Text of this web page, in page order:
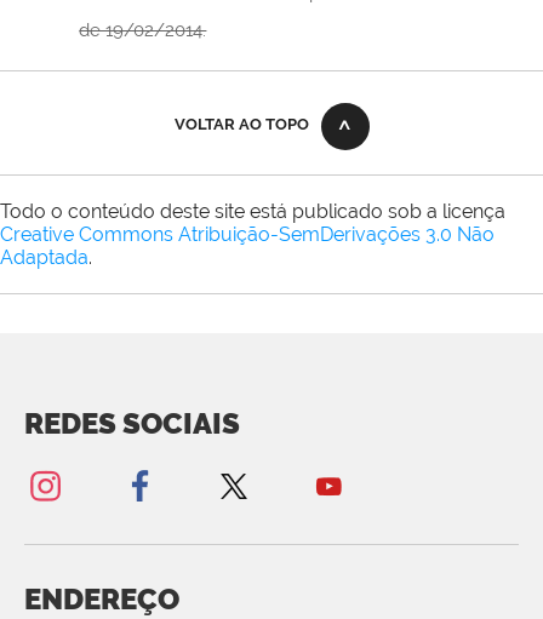
de 19/02/2014.
VOLTAR AO TOPO
Todo o conteúdo deste site está publicado sob a licença
Creative Commons Atribuição-SemDerivações 3.0 Não
Adaptada.
REDES SOCIAIS
ENDEREÇO